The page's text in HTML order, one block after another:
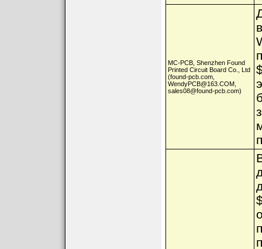
MC-PCB, Shenzhen Found
Printed Circuit Board Co., Ltd
(found-pcb.com,
WendyPCB@163.COM,
sales08@found-pcb.com)